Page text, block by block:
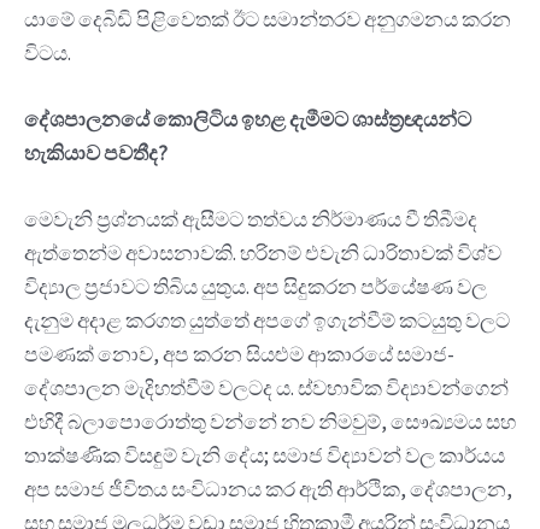
යාමේ දෙබිඩි පිළිවෙතක් ඊට සමාන්තරව අනුගමනය කරන
විටය.
දේශපාලනයේකොලිටියඉහළදැමීමටශාස්ත්රඥයන්ට
හැකියාවපවතීද?
මෙවැනි ප්‍රශ්නයක් ඇසීමට තත්වය නිර්මාණය වී තිබීමද
ඇත්තෙන්ම අවාසනාවකි. හරිනම් එවැනි ධාරිතාවක් විශ්ව
විද්‍යාල ප්‍රජාවට තිබිය යුතුය. අප සිදුකරන පර්යේෂණ වල
දැනුම අදාළ කරගත යුත්තේ අපගේ ඉගැන්වීම් කටයුතු වලට
පමණක් නොව, අප කරන සියළුම ආකාරයේ සමාජ-
දේශපාලන මැදිහත්වීම් වලටද ය. ස්වභාවික විද්‍යාවන්ගෙන්
එහිදී බලාපොරොත්තු වන්නේ නව නිමවුම්, සෞඛ්‍යමය සහ
තාක්ෂණික විසඳුම් වැනි දේය; සමාජ විද්‍යාවන් වල කාර්යය
අප සමාජ ජීවිතය සංවිධානය කර ඇති ආර්ථික, දේශපාලන,
සහ සමාජ මූලධර්ම වඩා සමාජ හිතකාමී අයුරින් සංවිධානය